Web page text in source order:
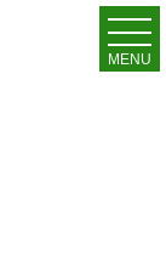
MENU